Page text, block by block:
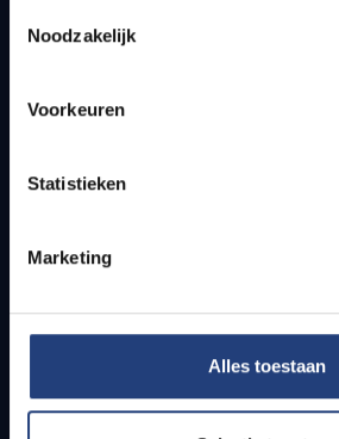
Noodzakelijk
Voorkeuren
Statistieken
Marketing
Alles toestaan
Snel naar
Bereikbaarheid
Studenten